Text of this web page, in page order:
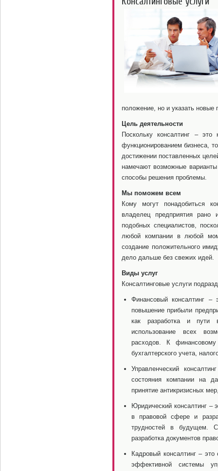
положение, но и указать новые
Цель деятельности
Поскольку консалтинг –
функционированием бизнеса,
достижении поставленных
намечают возможные
способы решения проблемы.
Мы поможем всем
Кому могут понадобиться
владелец предприятия
подобных специалистов,
любой компании в любой
создание положительного
дело дальше без свежих идей.
Виды услуг
Консалтинговые услуги
Финансовый консалтинг –
повышение прибыли
как разработка и пути
использование всех
расходов. К
бухгалтерского учета,
Управленческий
состояния компании на
принятие антикризисных
Юридический консалтинг –
в правовой сфере и
трудностей в будущем.
разработка документов
Кадровый консалтинг –
эффективной системы